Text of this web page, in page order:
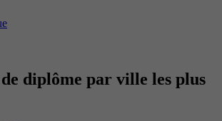
diplôme par ville les plus